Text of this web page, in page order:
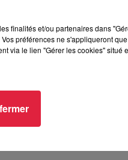
finalités et/ou partenaires dans
préférences ne s'appliqueront
via le lien "Gérer les cookies" situé